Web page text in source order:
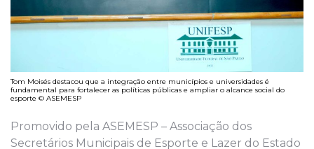
Tom Moisés destacou que a integração entre municípios e universidades é
fundamental para fortalecer as políticas públicas e ampliar o alcance social do
esporte © ASEMESP
Promovido pela ASEMESP – Associação dos
Secretários Municipais de Esporte e Lazer do Estado